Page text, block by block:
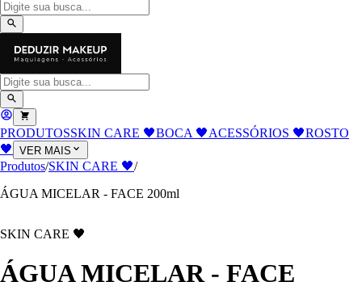
PRODUTOSSKIN CARE 🖤BOCA 🖤ACESSÓRIOS 🖤ROSTO
🖤
VER MAIS
Produtos/SKIN CARE 🖤/
ÁGUA MICELAR - FACE 200ml
SKIN CARE 🖤
ÁGUA MICELAR - FACE